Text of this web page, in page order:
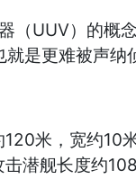
（UUV）的概
是更难被声纳
米，宽约10
潜舰长度约